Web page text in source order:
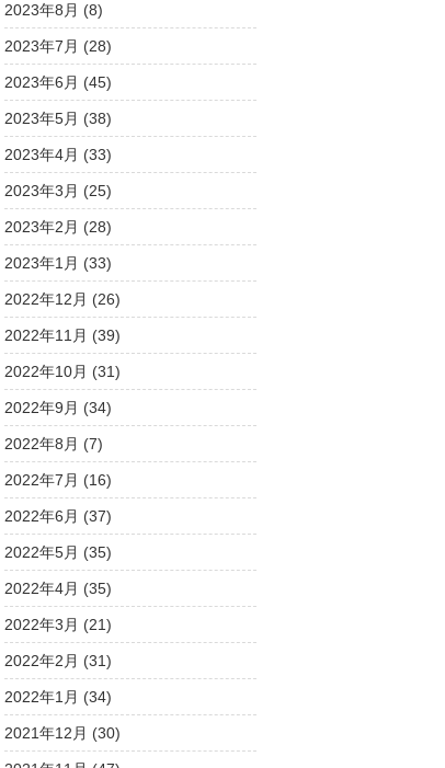
2023年8月 (8)
2023年7月 (28)
2023年6月 (45)
2023年5月 (38)
2023年4月 (33)
2023年3月 (25)
2023年2月 (28)
2023年1月 (33)
2022年12月 (26)
2022年11月 (39)
2022年10月 (31)
2022年9月 (34)
2022年8月 (7)
2022年7月 (16)
2022年6月 (37)
2022年5月 (35)
2022年4月 (35)
2022年3月 (21)
2022年2月 (31)
2022年1月 (34)
2021年12月 (30)